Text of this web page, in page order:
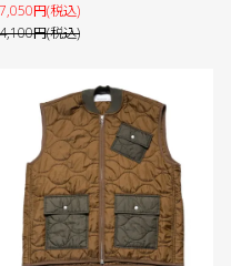
円(税込)
円(税込)